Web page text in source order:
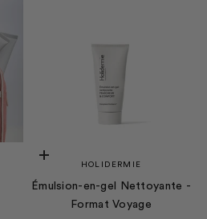
Ajouter au panier
HOLIDERMIE
Émulsion-en-gel Nettoyante -
Format Voyage